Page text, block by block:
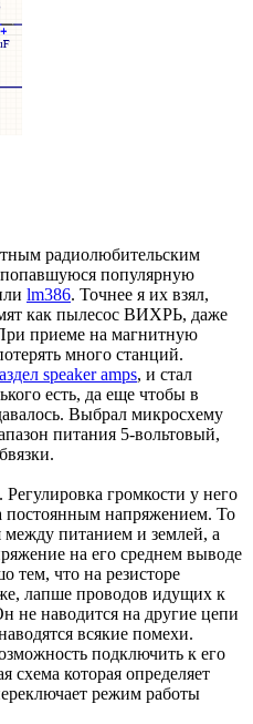
радиолюбительским
попавшуюся популярную
lm386. Точнее я их взял,
как пылесос ВИХРЬ, даже
приеме на магнитную
много станций.
speaker amps, и стал
есть, да еще чтобы в
Выбрал микросхему
питания 5-вольтовый,
громкости у него
постоянным напряжением. То
между питанием и землей, а
на его среднем выводе
тем, что на резисторе
лапше проводов идущих к
не наводится на другие цепи
всякие помехи.
подключить к его
схема которая определяет
режим работы